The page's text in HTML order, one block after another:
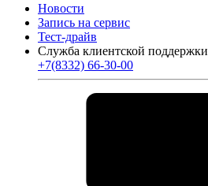
Новости
Запись на сервис
Тест-драйв
Служба клиентской поддержки
+7(8332) 66-30-00